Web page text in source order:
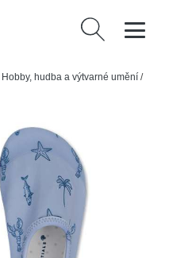
Vyhledávání
Hobby, hudba a výtvarné umění /